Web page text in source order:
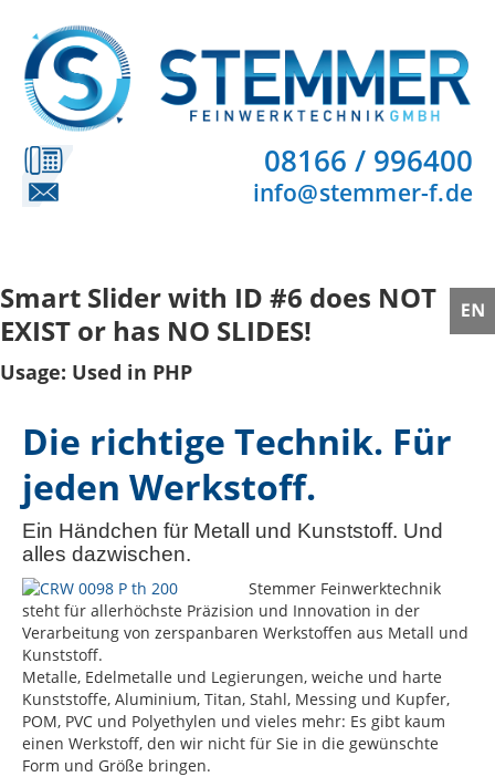
08166 / 996400
info@stemmer-f.de
Smart Slider with ID #6 does NOT
EXIST or has NO SLIDES!
Usage: Used in PHP
Die richtige Technik. Für
jeden Werkstoff.
Ein Händchen für Metall und Kunststoff. Und
alles dazwischen.
Stemmer Feinwerktechnik
steht für allerhöchste Präzision und Innovation in der
Verarbeitung von zerspanbaren Werkstoffen aus Metall und
Kunststoff.
Metalle, Edelmetalle und Legierungen, weiche und harte
Kunststoffe, Aluminium, Titan, Stahl, Messing und Kupfer,
POM, PVC und Polyethylen und vieles mehr: Es gibt kaum
einen Werkstoff, den wir nicht für Sie in die gewünschte
Form und Größe bringen.